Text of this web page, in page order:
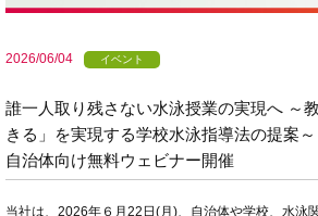
2026/06/04 イベント
誰一人取り残さない水泳授業の実現へ ～
きる」を実現する学校水泳指導法の提案
自治体向け無料ウェビナー開催
当社は、2026年６月22日(月)、自治体や学校、水泳